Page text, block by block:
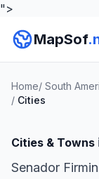
">
MapSof
Home/ South
/ Cities
Cities & Towns
Senador